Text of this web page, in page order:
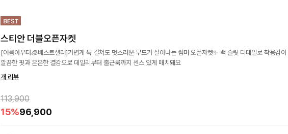
스티안 더블오픈자켓
[여름아우터🧊베스트셀러]가볍게 툭 걸쳐도 멋스러운 무드가 살아나는 썸머 오픈자켓✨ 백 슬릿 디테일로 착용감이
깔끔한 핏과 은은한 결감으로 데일리부터 출근룩까지 센스 있게 매치돼요
개 리뷰
113,900
15%96,900